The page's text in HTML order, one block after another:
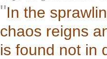
"In the
chaos reigns
is found not in